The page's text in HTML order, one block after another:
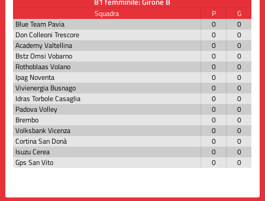
Squadra P
G
Blue Team Pavia
0
0
Don Colleoni Trescore
0
0
Academy Valtellina
0
0
Bstz Omsi Vobarno
0
0
Rothoblaas Volano
0
0
Ipag Noventa
0
0
Vivienergia Busnago
0
0
Idras Torbole Casaglia
0
0
Padova Volley
0
0
Brembo
0
0
Volksbank Vicenza
0
0
Cortina San Donà
0
0
Isuzu Cerea
0
0
Gps San Vito
0 0